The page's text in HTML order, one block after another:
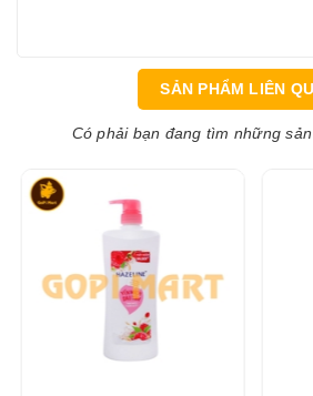
SẢN PHẨM LIÊN
Có phải bạn đang tìm những